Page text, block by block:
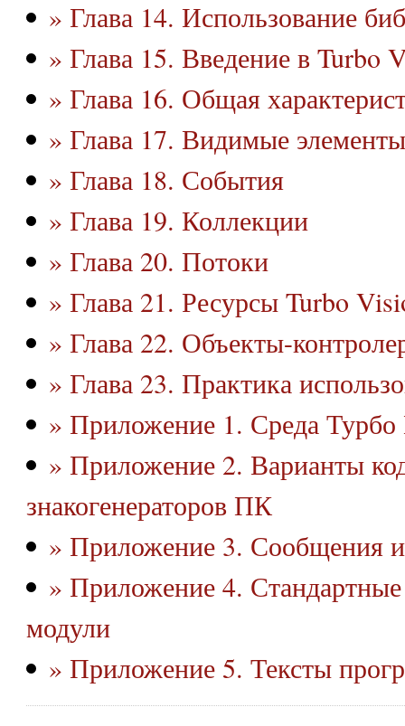
» Глава 14. Использование
» Глава 15. Введение в Turbo
» Глава 16. Общая
» Глава 17. Видимые элементы
» Глава 18. События
» Глава 19. Коллекции
» Глава 20. Потоки
» Глава 21. Ресурсы Turbo
» Глава 22. Объекты-
» Глава 23. Практика
» Приложение 1. Среда Турбо
» Приложение 2. Варианты
знакогенераторов ПК
» Приложение 3. Сообщения
» Приложение 4.
модули
» Приложение 5. Тексты